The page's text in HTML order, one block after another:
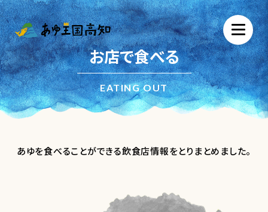
お店で食べる
EATING OUT
あゆを食べることができる飲食店情報をとりまとめました。